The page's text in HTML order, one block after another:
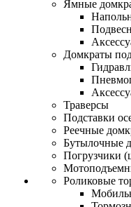
Ямные
Домкраты
Траверсы
Подставки
Реечные
Бутылочные
Погрузчики
Роликовые